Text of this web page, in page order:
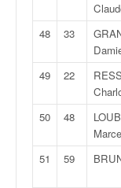
48 33
49 22
50 48
51 59